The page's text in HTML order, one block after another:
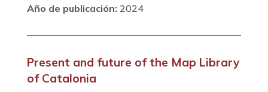
Año de publicación: 2024
Present and future of the Map Library
of Catalonia